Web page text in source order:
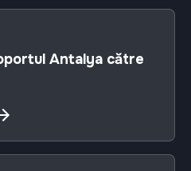
Antalya către